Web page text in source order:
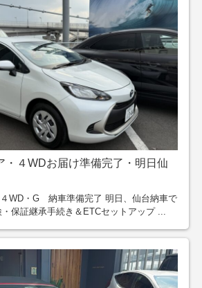
・４WDお届け準備完了・明日仙
WD・G 納車準備完了 明日、仙台納車で
保証継承手続き＆ETCセットアップ ...